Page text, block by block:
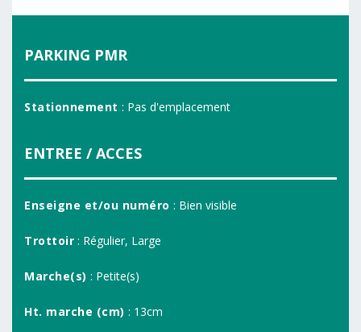
PARKING PMR
Stationnement : Pas d'emplacement
ENTREE / ACCES
Enseigne et/ou numéro : Bien visible
Trottoir : Régulier, Large
Marche(s) : Petite(s)
Ht. marche (cm) : 13cm